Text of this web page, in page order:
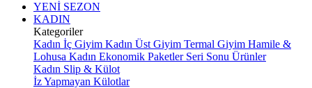
YENİ SEZON
KADIN
Kategoriler
Kadın İç Giyim Kadın Üst Giyim Termal Giyim Hamile &
Lohusa Kadın Ekonomik Paketler Seri Sonu Ürünler
Kadın Slip & Külot
İz Yapmayan Külotlar